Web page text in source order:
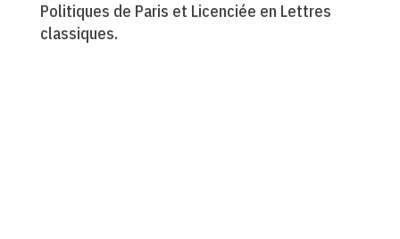
Politiques de Paris et Licenciée en Lettres
classiques.